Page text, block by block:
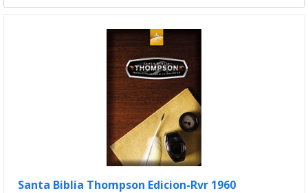
Santa Biblia Thompson Edicion-Rvr 1960